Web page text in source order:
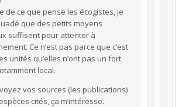
de ce que pense les écogistes, je
que des petits moyens
suffisent pour attenter à
Ce n’est pas parce que c’est
unités qu’elles n’ont pas un fort
local.
vos sources (les publications)
cités, ça m’intéresse.